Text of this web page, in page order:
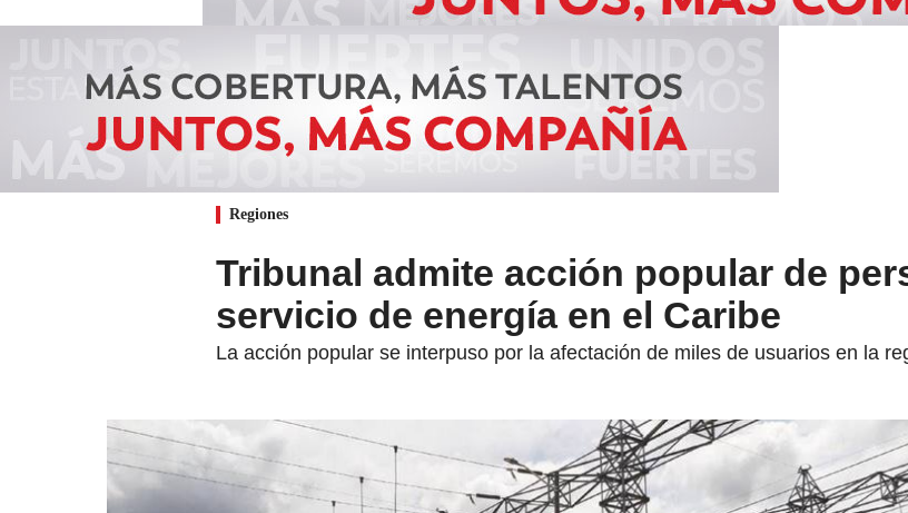
Regiones
Tribunal admite acción popular de
servicio de energía en el Caribe
La acción popular se interpuso por la afectación de miles de usuarios en la